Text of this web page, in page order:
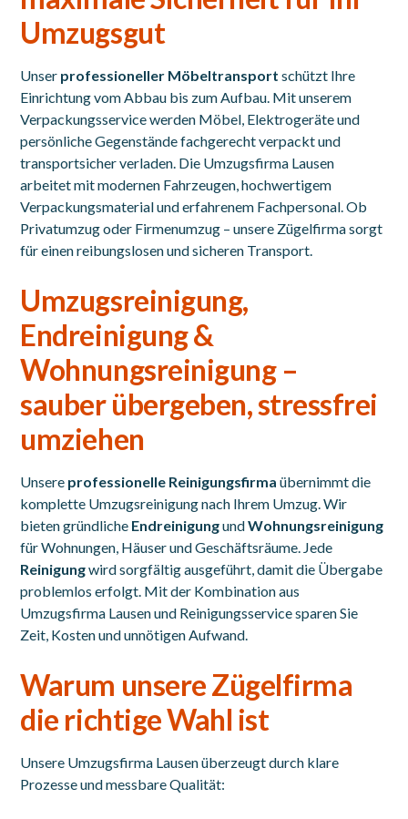
Umzugsgut
Unser professioneller Möbeltransport schützt Ihre
Einrichtung vom Abbau bis zum Aufbau. Mit unserem
Verpackungsservice werden Möbel, Elektrogeräte und
persönliche Gegenstände fachgerecht verpackt und
transportsicher verladen. Die Umzugsfirma Lausen
arbeitet mit modernen Fahrzeugen, hochwertigem
Verpackungsmaterial und erfahrenem Fachpersonal. Ob
Privatumzug oder Firmenumzug – unsere Zügelfirma sorgt
für einen reibungslosen und sicheren Transport.
Umzugsreinigung,
Endreinigung &
Wohnungsreinigung –
sauber übergeben, stressfrei
umziehen
Unsere professionelle Reinigungsfirma übernimmt die
komplette Umzugsreinigung nach Ihrem Umzug. Wir
bieten gründliche EndreinigungundWohnungsreinigung
für Wohnungen, Häuser und Geschäftsräume. Jede
Reinigungwird sorgfältig ausgeführt, damit die Übergabe
problemlos erfolgt. Mit der Kombination aus
Umzugsfirma Lausen und Reinigungsservice sparen Sie
Zeit, Kosten und unnötigen Aufwand.
Warum unsere Zügelfirma
die richtige Wahl ist
Unsere Umzugsfirma Lausen überzeugt durch klare
Prozesse und messbare Qualität: